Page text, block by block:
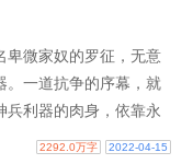
卑微家奴的罗征，无意
。一道抗争的序幕，就
兵利器的肉身，依靠永
巅峰步步迈进。..
2292.0万字 2022-04-15